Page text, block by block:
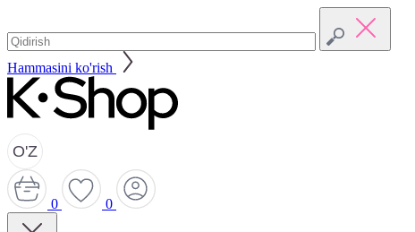
Hammasini ko'rish
O'Z
0 0